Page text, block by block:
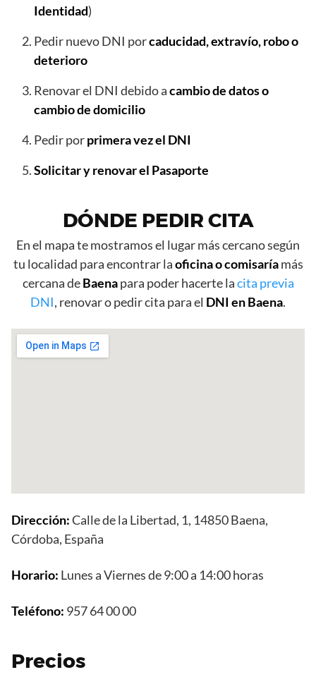
Identidad)
Pedir nuevo DNI porcaducidad, extravío, robo o
deterioro
Renovar el DNI debido acambio de datos o
cambio de domicilio
Pedir porprimera vez el DNI
Solicitar y renovar el Pasaporte
DÓNDE PEDIR CITA
En el mapa te mostramos el lugar más cercano según
tu localidad para encontrar laoficina o comisaríamás
cercana deBaenapara poder hacerte lacita previa
DNI, renovar o pedir cita para el DNI en Baena.
Dirección:Calle de la Libertad, 1, 14850 Baena,
Córdoba, España
Horario: Lunes a Viernes de 9:00 a 14:00 horas
Teléfono: 957 64 00 00
Precios